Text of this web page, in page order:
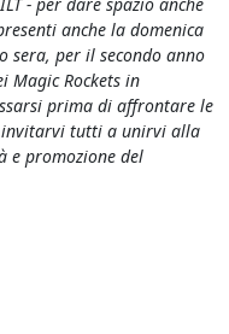
anche la domenica
sera, per il secondo anno
Magic Rockets in
prima di affrontare le
invitarvi tutti a unirvi alla
e promozione del